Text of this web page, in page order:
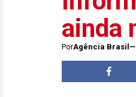
ainda
PorAgência Brasil